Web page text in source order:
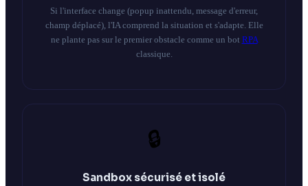
Si l'interface change (popup inattendu, message d'erreur,
champ déplacé), l'IA comprend la situation et s'adapte. Elle
ne plante pas sur le premier obstacle comme un bot RPA
classique.
🔒
Sandbox sécurisé et isolé